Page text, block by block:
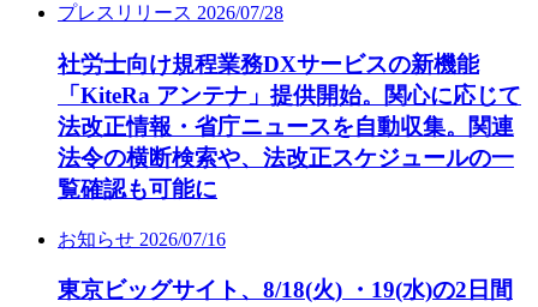
プレスリリース 2026/07/28
社労士向け規程業務DXサービスの新機能
「KiteRa アンテナ」提供開始。関心に応じて
法改正情報・省庁ニュースを自動収集。関連
法令の横断検索や、法改正スケジュールの一
覧確認も可能に
お知らせ 2026/07/16
東京ビッグサイト、8/18(火) ・19(水)の2日間